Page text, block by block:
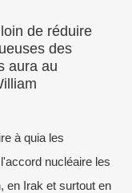
de réduire
des
aura au
à quia les
nucléaire les
en Irak et surtout en